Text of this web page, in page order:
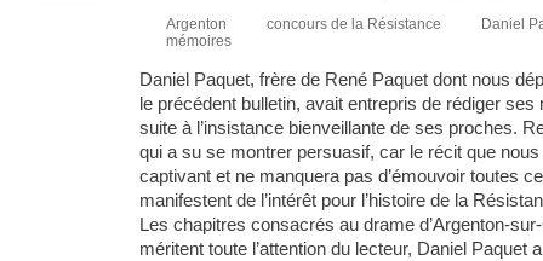
Argenton concours de la Résistance
Daniel
mémoires
Daniel Paquet, frère de René Paquet dont nous
le précédent bulletin, avait entrepris de rédiger
suite à l’insistance bienveillante de ses proches.
qui a su se montrer persuasif, car le récit que
captivant et ne manquera pas d’émouvoir toutes
manifestent de l’intérêt pour l’histoire de la
Les chapitres consacrés au drame d’Argenton-
méritent toute l’attention du lecteur, Daniel Paquet